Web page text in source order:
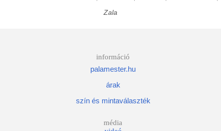
Zala
információ
palamester.hu
árak
szín és mintaválaszték
média